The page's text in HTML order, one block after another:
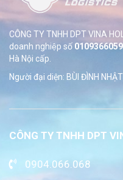
CÔNG TY TNHH DPT VINA
doanh nghiệp số
Hà Nội cấp.
Người đại diện: BÙI ĐÌNH NHẬT
CÔNG TY TNHH DPT
0904.066.068